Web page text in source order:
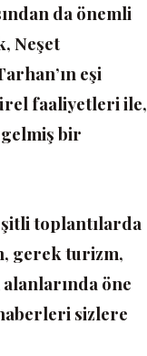
da önemli
Neşet
eşi
faaliyetleri ile,
bir
toplantılarda
gerek turizm,
öne
sizlere